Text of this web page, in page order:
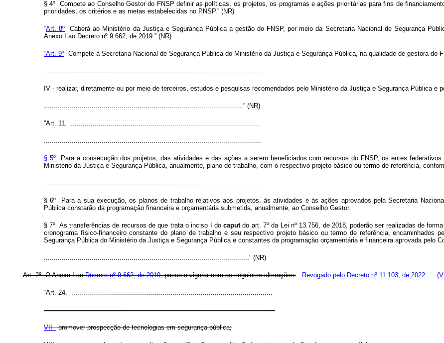
§ 4º Compete ao Conselho Gestor do FNSP definir as políticas, os projetos, os programas e ações prioritárias para fins de
prioridades, os critérios e as metas estabelecidas no PNSP.” (NR)
“Art. 8º Caberá ao Ministério da Justiça e Segurança Pública a gestão do FNSP, por meio da Secretaria Nacional de Segurança
Anexo I ao Decreto nº 9.662, de 2019.” (NR)
“Art. 9º Compete à Secretaria Nacional de Segurança Pública do Ministério da Justiça e Segurança Pública, na qualidade de gestora do
..............................................................................................................
IV - realizar, diretamente ou por meio de terceiros, estudos e pesquisas recomendados pelo Ministério da Justiça e Segurança Pública e
....................................................................................................” (NR)
“Art. 11. ...............................................................................................
.............................................................................................................
§ 5º
Para a consecução dos projetos, das atividades e das ações a serem beneficiados com recursos do FNSP, os entes
Ministério da Justiça e Segurança Pública, anualmente, plano de trabalho, com o respectivo projeto básico ou termo de referência,
............................................................................................................
§ 6º Para a sua execução, os planos de trabalho relativos aos projetos, às atividades e às ações aprovados pela Secretaria
Pública constarão da programação financeira e orçamentária submetida, anualmente, ao Conselho Gestor.
§ 7º As transferências de recursos de que trata o inciso I docaputdo art. 7º da Lei nº 13.756, de 2018, poderão ser realizadas de
cronograma físico-financeiro constante do plano de trabalho e seu respectivo projeto básico ou termo de referência, encaminhados
Segurança Pública do Ministério da Justiça e Segurança Pública e constantes da programação orçamentária e financeira aprovada pelo
.......................................................................................................” (NR)
Art. 2º O Anexo I aoDecreto nº 9.662, de 2019, passa a vigorar com as seguintes alterações: Revogado pelo Decreto nº 11.103, de 2022
“Art. 24. .....................................................................................................
....................................................................................................................
VII -promover prospecção de tecnologias em segurança pública;